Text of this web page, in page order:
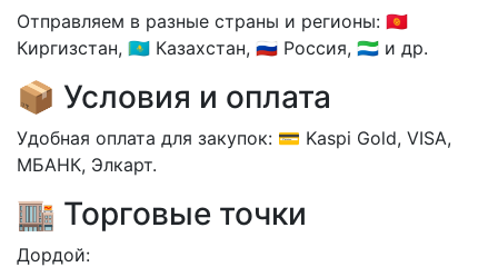
Отправляем в разные страны и регионы: 🇰🇬
Киргизстан, 🇰🇿 Казахстан, 🇷🇺 Россия, 🇸🇱 и др.
📦 Условия и оплата
Удобная оплата для закупок: 💳 Kaspi Gold, VISA,
МБАНК, Элкарт.
🏬 Торговые точки
Дордой: